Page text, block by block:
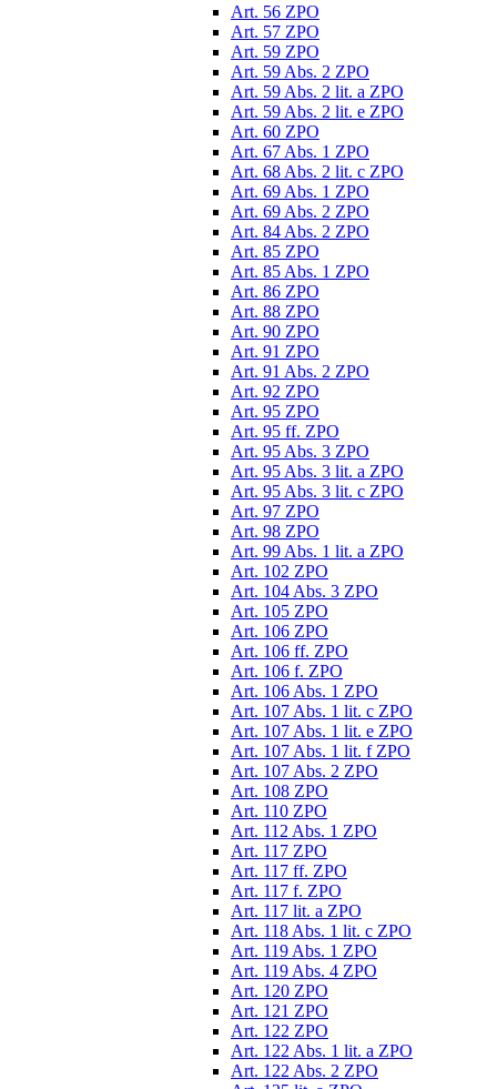
Art. 56 ZPO
Art. 57 ZPO
Art. 59 ZPO
Art. 59 Abs. 2 ZPO
Art. 59 Abs. 2 lit. a ZPO
Art. 59 Abs. 2 lit. e ZPO
Art. 60 ZPO
Art. 67 Abs. 1 ZPO
Art. 68 Abs. 2 lit. c ZPO
Art. 69 Abs. 1 ZPO
Art. 69 Abs. 2 ZPO
Art. 84 Abs. 2 ZPO
Art. 85 ZPO
Art. 85 Abs. 1 ZPO
Art. 86 ZPO
Art. 88 ZPO
Art. 90 ZPO
Art. 91 ZPO
Art. 91 Abs. 2 ZPO
Art. 92 ZPO
Art. 95 ZPO
Art. 95 ff. ZPO
Art. 95 Abs. 3 ZPO
Art. 95 Abs. 3 lit. a ZPO
Art. 95 Abs. 3 lit. c ZPO
Art. 97 ZPO
Art. 98 ZPO
Art. 99 Abs. 1 lit. a ZPO
Art. 102 ZPO
Art. 104 Abs. 3 ZPO
Art. 105 ZPO
Art. 106 ZPO
Art. 106 ff. ZPO
Art. 106 f. ZPO
Art. 106 Abs. 1 ZPO
Art. 107 Abs. 1 lit. c ZPO
Art. 107 Abs. 1 lit. e ZPO
Art. 107 Abs. 1 lit. f ZPO
Art. 107 Abs. 2 ZPO
Art. 108 ZPO
Art. 110 ZPO
Art. 112 Abs. 1 ZPO
Art. 117 ZPO
Art. 117 ff. ZPO
Art. 117 f. ZPO
Art. 117 lit. a ZPO
Art. 118 Abs. 1 lit. c ZPO
Art. 119 Abs. 1 ZPO
Art. 119 Abs. 4 ZPO
Art. 120 ZPO
Art. 121 ZPO
Art. 122 ZPO
Art. 122 Abs. 1 lit. a ZPO
Art. 122 Abs. 2 ZPO